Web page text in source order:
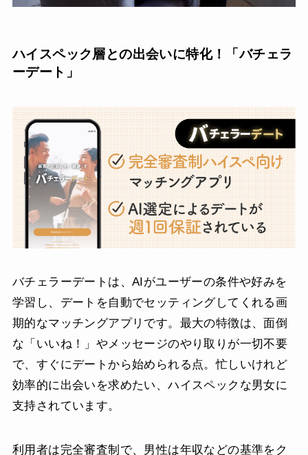
ハイスペック層との出会いに特化！「バチェラ
ーデート」
バチェラーデートは、AIがユーザーの条件や好みを
学習し、デートを自動でセッティングしてくれる画
期的なマッチングアプリです。最大の特徴は、面倒
な「いいね！」やメッセージのやり取りが一切不要
で、すぐにデートから始められる点。忙しいけれど
効率的に出会いを求めたい、ハイスペックな男女に
支持されています。
利用者は完全審査制で、男性は年収などの基準をク